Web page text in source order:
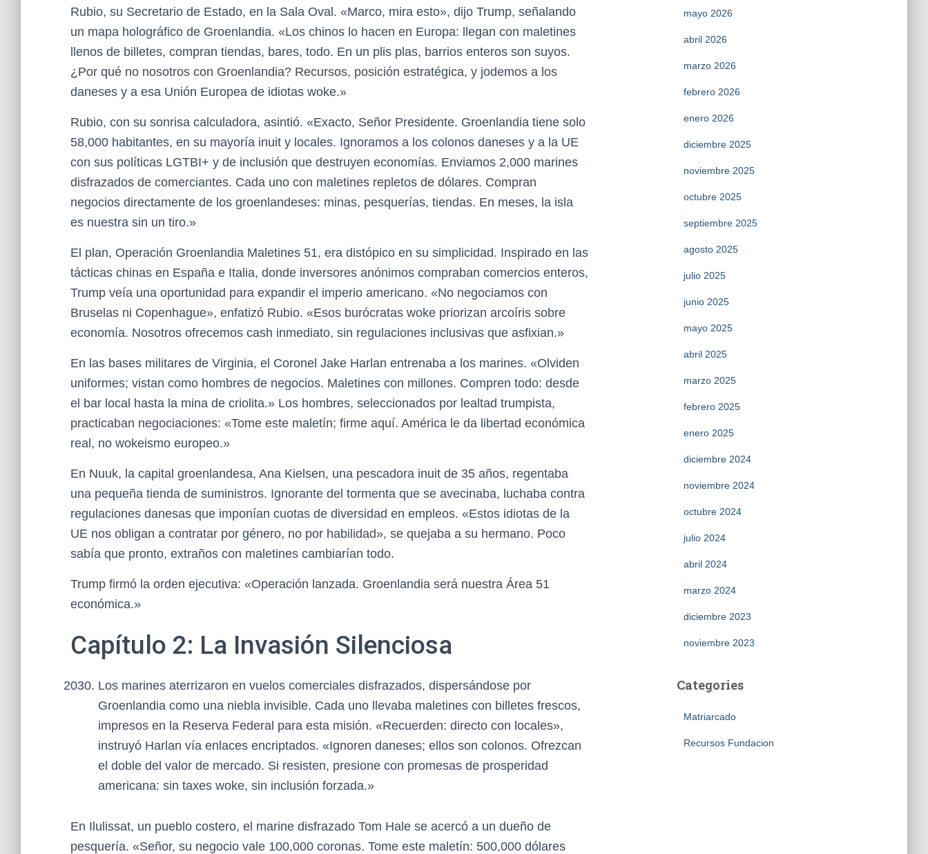
Rubio, su Secretario de Estado, en la Sala Oval. «Marco, mira esto», dijo Trump, señalando
un mapa holográfico de Groenlandia. «Los chinos lo hacen en Europa: llegan con maletines
llenos de billetes, compran tiendas, bares, todo. En un plis plas, barrios enteros son suyos.
¿Por qué no nosotros con Groenlandia? Recursos, posición estratégica, y jodemos a los
daneses y a esa Unión Europea de idiotas woke.»
Rubio, con su sonrisa calculadora, asintió. «Exacto, Señor Presidente. Groenlandia tiene solo
58,000 habitantes, en su mayoría inuit y locales. Ignoramos a los colonos daneses y a la UE
con sus políticas LGTBI+ y de inclusión que destruyen economías. Enviamos 2,000 marines
disfrazados de comerciantes. Cada uno con maletines repletos de dólares. Compran
negocios directamente de los groenlandeses: minas, pesquerías, tiendas. En meses, la isla
es nuestra sin un tiro.»
El plan, Operación Groenlandia Maletines 51, era distópico en su simplicidad. Inspirado en las
tácticas chinas en España e Italia, donde inversores anónimos compraban comercios enteros,
Trump veía una oportunidad para expandir el imperio americano. «No negociamos con
Bruselas ni Copenhague», enfatizó Rubio. «Esos burócratas woke priorizan arcoíris sobre
economía. Nosotros ofrecemos cash inmediato, sin regulaciones inclusivas que asfixian.»
En las bases militares de Virginia, el Coronel Jake Harlan entrenaba a los marines. «Olviden
uniformes; vistan como hombres de negocios. Maletines con millones. Compren todo: desde
el bar local hasta la mina de criolita.» Los hombres, seleccionados por lealtad trumpista,
practicaban negociaciones: «Tome este maletín; firme aquí. América le da libertad económica
real, no wokeismo europeo.»
En Nuuk, la capital groenlandesa, Ana Kielsen, una pescadora inuit de 35 años, regentaba
una pequeña tienda de suministros. Ignorante del tormenta que se avecinaba, luchaba contra
regulaciones danesas que imponían cuotas de diversidad en empleos. «Estos idiotas de la
UE nos obligan a contratar por género, no por habilidad», se quejaba a su hermano. Poco
sabía que pronto, extraños con maletines cambiarían todo.
Trump firmó la orden ejecutiva: «Operación lanzada. Groenlandia será nuestra Área 51
económica.»
Capítulo 2: La Invasión Silenciosa
Los marines aterrizaron en vuelos comerciales disfrazados, dispersándose por
Groenlandia como una niebla invisible. Cada uno llevaba maletines con billetes frescos,
impresos en la Reserva Federal para esta misión. «Recuerden: directo con locales»,
instruyó Harlan vía enlaces encriptados. «Ignoren daneses; ellos son colonos. Ofrezcan
el doble del valor de mercado. Si resisten, presione con promesas de prosperidad
americana: sin taxes woke, sin inclusión forzada.»
En Ilulissat, un pueblo costero, el marine disfrazado Tom Hale se acercó a un dueño de
pesquería. «Señor, su negocio vale 100,000 coronas. Tome este maletín: 500,000 dólares
mayo 2026
abril 2026
marzo 2026
febrero 2026
enero 2026
diciembre 2025
noviembre 2025
octubre 2025
septiembre 2025
agosto 2025
julio 2025
junio 2025
mayo 2025
abril 2025
marzo 2025
febrero 2025
enero 2025
diciembre 2024
noviembre 2024
octubre 2024
julio 2024
abril 2024
marzo 2024
diciembre 2023
noviembre 2023
Categories
Matriarcado
Recursos Fundacion